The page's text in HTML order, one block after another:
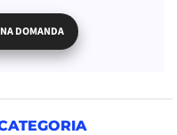
DOMANDA